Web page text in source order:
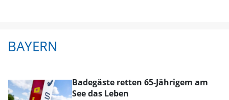
BAYERN
Badegäste retten 65-Jährigem am
See das Leben